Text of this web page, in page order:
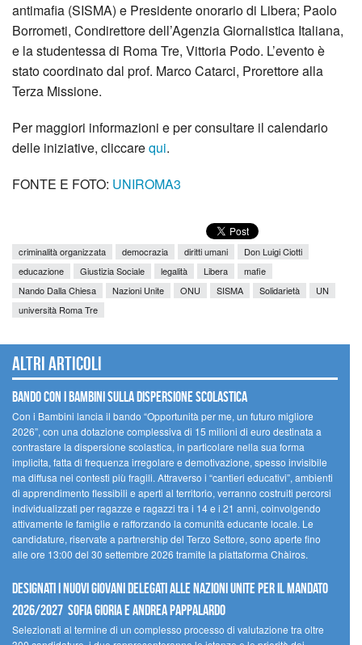
antimafia (SISMA) e Presidente onorario di Libera; Paolo
Borrometi, Condirettore dell’Agenzia Giornalistica Italiana,
e la studentessa di Roma Tre, Vittoria Podo. L’evento è
stato coordinato dal prof. Marco Catarci, Prorettore alla
Terza Missione.
Per maggiori informazioni e per consultare il calendario
delle iniziative, cliccarequi.
FONTE E FOTO: UNIROMA3
criminalità organizzata democrazia diritti umani
Don Luigi Ciotti
educazione
Giustizia Sociale legalità Libera
mafie
Nando Dalla Chiesa
Nazioni Unite ONU SISMA Solidarietà
UN
università Roma Tre
Altri articoli
Bando Con i Bambini sulla dispersione scolastica
Con i Bambini lancia il bando “Opportunità per me, un futuro migliore
2026”, con una dotazione complessiva di 15 milioni di euro destinata a
contrastare la dispersione scolastica, in particolare nella sua forma
implicita, fatta di frequenza irregolare e demotivazione, spesso invisibile
ma diffusa nei contesti più fragili. Attraverso i “cantieri educativi”, ambienti
di apprendimento flessibili e aperti al territorio, verranno costruiti percorsi
individualizzati per ragazze e ragazzi tra i 14 e i 21 anni, coinvolgendo
attivamente le famiglie e rafforzando la comunità educante locale. Le
candidature, riservate a partnership del Terzo Settore, sono aperte fino
alle ore 13:00 del 30 settembre 2026 tramite la piattaforma Chàiros.
Designati i nuovi Giovani Delegati alle Nazioni Unite per il mandato
2026/2027 Sofia Gioria e Andrea Pappalardo
Selezionati al termine di un complesso processo di valutazione tra oltre